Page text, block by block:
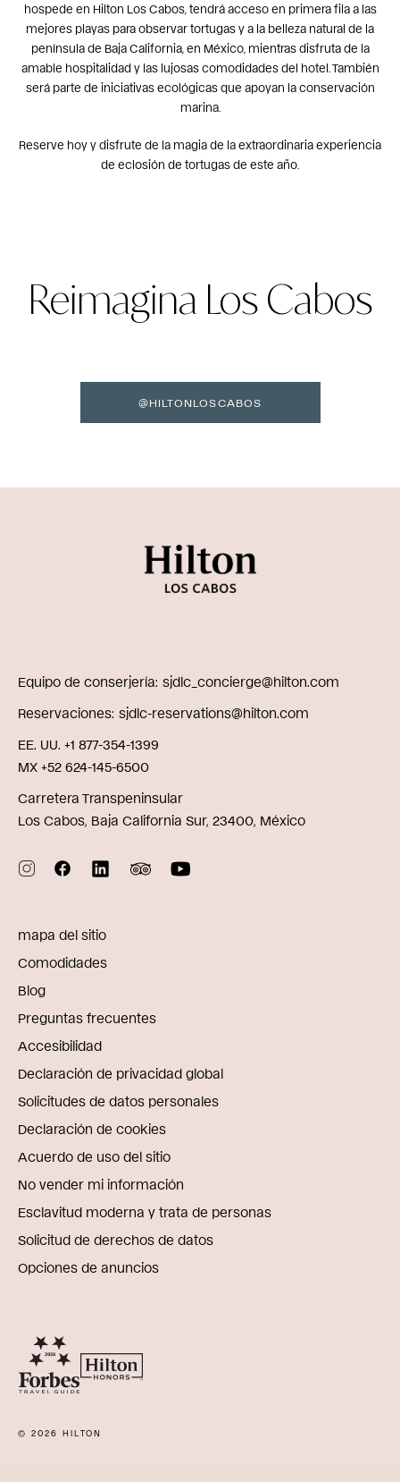
hospede en Hilton Los Cabos, tendrá acceso en primera fila a las
mejores playas para observar tortugas y a la belleza natural de la
península de Baja California, en México, mientras disfruta de la
amable hospitalidad y las lujosas comodidades del hotel. También
será parte de iniciativas ecológicas que apoyan la conservación
marina.
Reserve hoy y disfrute de la magia de la extraordinaria experiencia
de eclosión de tortugas de este año.
Reimagina Los Cabos
@HILTONLOSCABOS
Equipo de conserjería sjdlc_concierge@hilton.com
Reservaciones sjdlc-reservations@hilton.com
EE. UU. +1 877-354-1399
MX +52 624-145-6500
Carretera Transpeninsular
Los Cabos, Baja California Sur, 23400, México
mapa del sitio
Comodidades
Blog
Preguntas frecuentes
Accesibilidad
Declaración de privacidad global
Solicitudes de datos personales
Declaración de cookies
Acuerdo de uso del sitio
No vender mi información
Esclavitud moderna y trata de personas
Solicitud de derechos de datos
Opciones de anuncios
© 2026 HILTON